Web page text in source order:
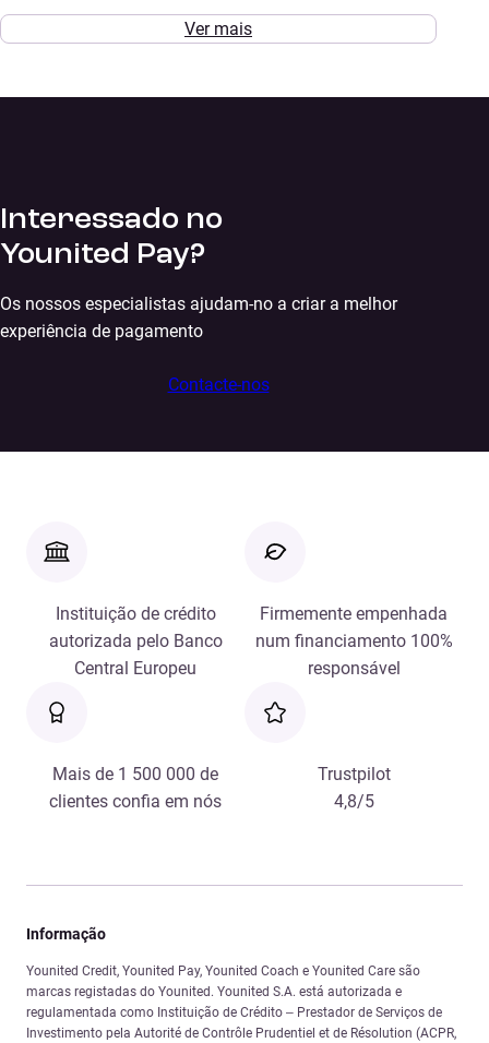
Ver mais
Interessado no
Younited Pay?
Os nossos especialistas ajudam-no a criar a melhor
experiência de pagamento
Contacte-nos
Instituição de crédito
autorizada pelo Banco
Central Europeu
Firmemente empenhada
num financiamento 100%
responsável
Mais de 1 500 000 de
clientes confia em nós
Trustpilot
4,8/5
Informação
Younited Credit, Younited Pay, Younited Coach e Younited Care são
marcas registadas do Younited. Younited S.A. está autorizada e
regulamentada como Instituição de Crédito – Prestador de Serviços de
Investimento pela Autorité de Contrôle Prudentiel et de Résolution (ACPR,